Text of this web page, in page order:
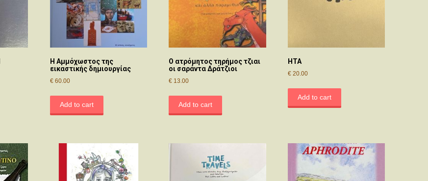
Η Αμμόχωστος της
εικαστικής δημιουργίας
€60.00
Add to cart
O ατρόμητος τηρήμος τζιαι
οι σαράντα Δράτζιοι
€ 13.00
Add to cart
ΗΤΑ
€ 20.00
Add to cart